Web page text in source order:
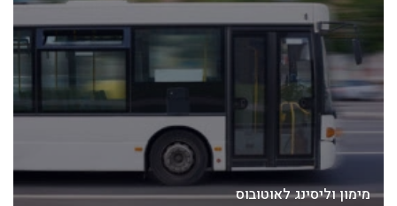
מימון וליסינג לאוטובוס